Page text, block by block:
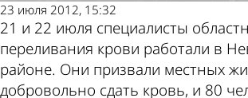
23 июля 2012, 15:32
21 и 22 июля специалисты
переливания крови работали в
районе. Они призвали местных
добровольно сдать кровь, и 80